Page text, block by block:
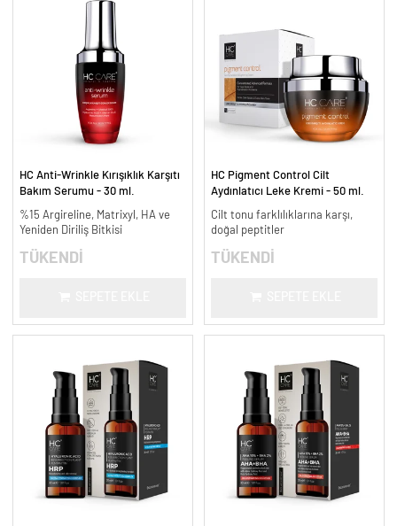
HC Anti-Wrinkle Kırışıklık Karşıtı
Bakım Serumu - 30 ml.
%15 Argireline, Matrixyl, HA ve
Yeniden Diriliş Bitkisi
TÜKENDİ
HC Pigment Control Cilt
Aydınlatıcı Leke Kremi - 50 ml.
Cilt tonu farklılıklarına karşı,
doğal peptitler
TÜKENDİ